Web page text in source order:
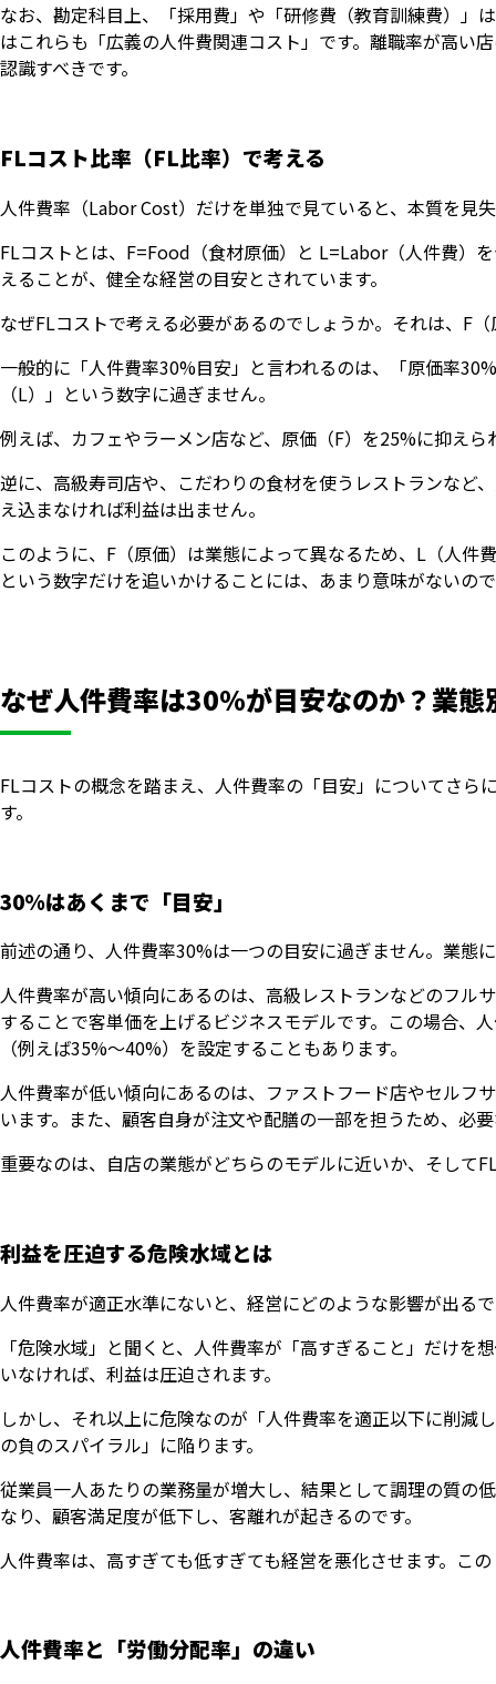
なお、勘定科目上、「採用費」や「研修費（教育訓練費）」
はこれらも「広義の人件費関連コスト」です。離職率が高い
認識すべきです。
FLコスト比率（FL比率）で考える
人件費率（Labor Cost）だけを単独で見ていると、本質を見
FLコストとは、F=Food（食材原価）と L=Labor（人件費）
えることが、健全な経営の目安とされています。
なぜFLコストで考える必要があるのでしょうか。それは、F
一般的に「人件費率30%目安」と言われるのは、「原価率
（L）」という数字に過ぎません。
例えば、カフェやラーメン店など、原価（F）を25%に抑え
逆に、高級寿司店や、こだわりの食材を使うレストランなど
え込まなければ利益は出ません。
このように、F（原価）は業態によって異なるため、L（人
という数字だけを追いかけることには、あまり意味がないの
なぜ人件費率は30%が目安なのか？業態
FLコストの概念を踏まえ、人件費率の「目安」についてさ
す。
30%はあくまで「目安」
前述の通り、人件費率30%は一つの目安に過ぎません。業態
人件費率が高い傾向にあるのは、高級レストランなどのフル
することで客単価を上げるビジネスモデルです。この場合、
（例えば35%～40%）を設定することもあります。
人件費率が低い傾向にあるのは、ファストフード店やセルフ
います。また、顧客自身が注文や配膳の一部を担うため、必
重要なのは、自店の業態がどちらのモデルに近いか、そして
利益を圧迫する危険水域とは
人件費率が適正水準にないと、経営にどのような影響が出る
「危険水域」と聞くと、人件費率が「高すぎること」だけ
いなければ、利益は圧迫されます。
しかし、それ以上に危険なのが「人件費率を適正以下に削減
の負のスパイラル」に陥ります。
従業員一人あたりの業務量が増大し、結果として調理の質の
なり、顧客満足度が低下し、客離れが起きるのです。
人件費率は、高すぎても低すぎても経営を悪化させます。こ
人件費率と「労働分配率」の違い